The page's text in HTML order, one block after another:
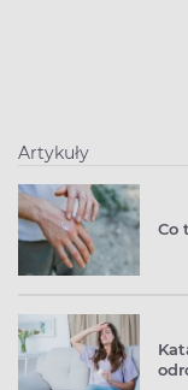
Artykuły
Co